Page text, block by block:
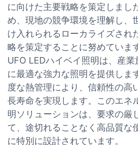
に向けた主要戦略を策定しまし
め、現地の競争環境を理解し、
け入れられるローカライズされ
略を策定することに努めていま
UFO LEDハイベイ照明は、産
に最適な強力な照明を提供しま
度な熱管理により、信頼性の高
長寿命を実現します。このエネ
明ソリューションは、要求の厳
て、途切れることなく高品質な
に特別に設計されています。